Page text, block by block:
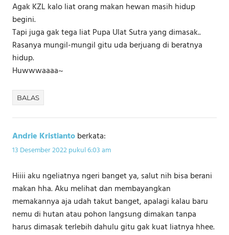
Agak KZL kalo liat orang makan hewan masih hidup
begini.
Tapi juga gak tega liat Pupa Ulat Sutra yang dimasak..
Rasanya mungil-mungil gitu uda berjuang di beratnya
hidup.
Huwwwaaaa~
BALAS
Andrie Kristiantoberkata:
13 Desember 2022 pukul 6:03 am
Hiiii aku ngeliatnya ngeri banget ya, salut nih bisa berani
makan hha. Aku melihat dan membayangkan
memakannya aja udah takut banget, apalagi kalau baru
nemu di hutan atau pohon langsung dimakan tanpa
harus dimasak terlebih dahulu gitu gak kuat liatnya hhee.